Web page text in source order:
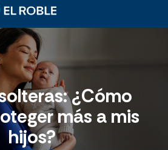
¿Cómo
más a mis
hijos?